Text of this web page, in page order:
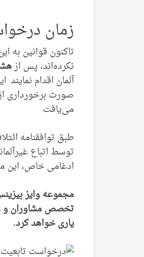
زمان
تاکنون قوانین به
نکرده‌‌اند، پس از
آلمان اقدام
می‌یافت.
طبق توافقنامه
توسط اتباع
ادغامی خاص، این
مجموعه وایز
تخصص مشاوران و
یاری خواهد کرد.